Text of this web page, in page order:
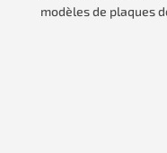
modèles de plaques